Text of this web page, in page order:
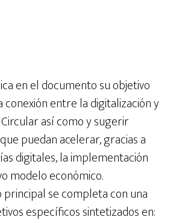
en el documento su objetivo
conexión entre la digitalización y
así como y sugerir
puedan acelerar, gracias a
digitales, la implementación
modelo económico.
principal se completa con una
específicos sintetizados en: